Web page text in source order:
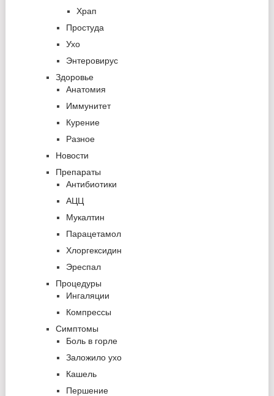
Храп
Простуда
Ухо
Энтеровирус
Здоровье
Анатомия
Иммунитет
Курение
Разное
Новости
Препараты
Антибиотики
АЦЦ
Мукалтин
Парацетамол
Хлоргексидин
Эреспал
Процедуры
Ингаляции
Компрессы
Симптомы
Боль в горле
Заложило ухо
Кашель
Першение